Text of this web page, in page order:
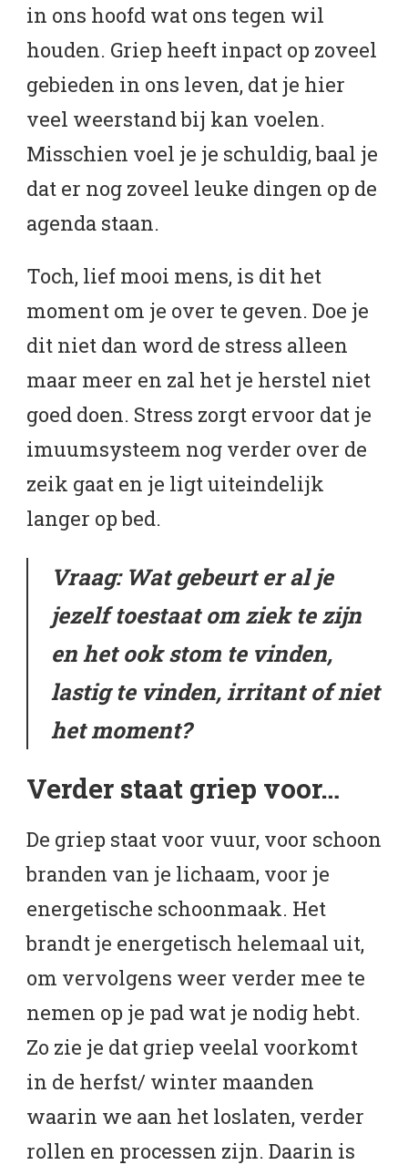
in ons hoofd wat ons tegen wil
houden. Griep heeft inpact op zoveel
gebieden in ons leven, dat je hier
veel weerstand bij kan voelen.
Misschien voel je je schuldig, baal je
dat er nog zoveel leuke dingen op de
agenda staan.
Toch, lief mooi mens, is dit het
moment om je over te geven. Doe je
dit niet dan word de stress alleen
maar meer en zal het je herstel niet
goed doen. Stress zorgt ervoor dat je
imuumsysteem nog verder over de
zeik gaat en je ligt uiteindelijk
langer op bed.
Vraag: Wat gebeurt er al je
jezelf toestaat om ziek te zijn
en het ook stom te vinden,
lastig te vinden, irritant of niet
het moment?
Verder staat griep voor…
De griep staat voor vuur, voor schoon
branden van je lichaam, voor je
energetische schoonmaak. Het
brandt je energetisch helemaal uit,
om vervolgens weer verder mee te
nemen op je pad wat je nodig hebt.
Zo zie je dat griep veelal voorkomt
in de herfst/ winter maanden
waarin we aan het loslaten, verder
rollen en processen zijn. Daarin is